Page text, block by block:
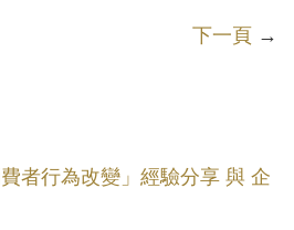
下一頁 →
者行為改變」經驗分享 與 企